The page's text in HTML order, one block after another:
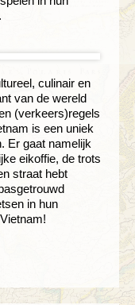
culinair en
van de wereld
(verkeers)regels
is een uniek
Er gaat namelijk
eikoffie, de trots
straat hebt
in hun